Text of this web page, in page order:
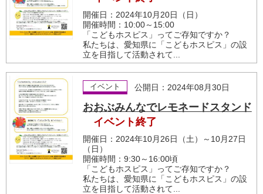
開催日：2024年10月20日（日）
開催時間：10:00～15:00
「こどもホスピス」ってご存知ですか？
私たちは、愛知県に「こどもホスピス」の設
立を目指して活動されて...
イベント 公開日：2024年08月30日
おおぶみんなでレモネードスタンド
イベント終了
開催日：2024年10月26日（土）～10月27日
（日）
開催時間：9:30～16:00頃
「こどもホスピス」ってご存知ですか？
私たちは、愛知県に「こどもホスピス」の設
立を目指して活動されて...